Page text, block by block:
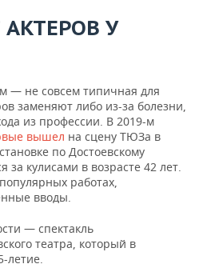
У
— не совсем типичная для
заменяют либо из-за болезни,
из профессии. В 2019-м
вышел на сцену ТЮЗа в
по Достоевскому
за кулисами в возрасте 42 лет.
работах,
вводы.
— спектакль
театра, который в
летие.